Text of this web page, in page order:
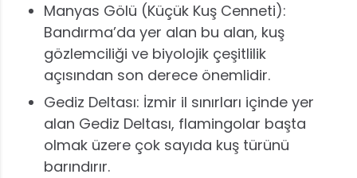
Manyas Gölü (Küçük Kuş Cenneti):
Bandırma’da yer alan bu alan, kuş
gözlemciliği ve biyolojik çeşitlilik
açısından son derece önemlidir.
Gediz Deltası: İzmir il sınırları içinde yer
alan Gediz Deltası, flamingolar başta
olmak üzere çok sayıda kuş türünü
barındırır.